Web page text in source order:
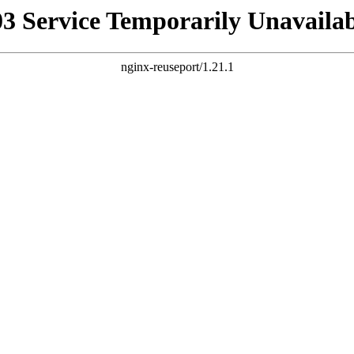
Service Temporarily
nginx-reuseport/1.21.1